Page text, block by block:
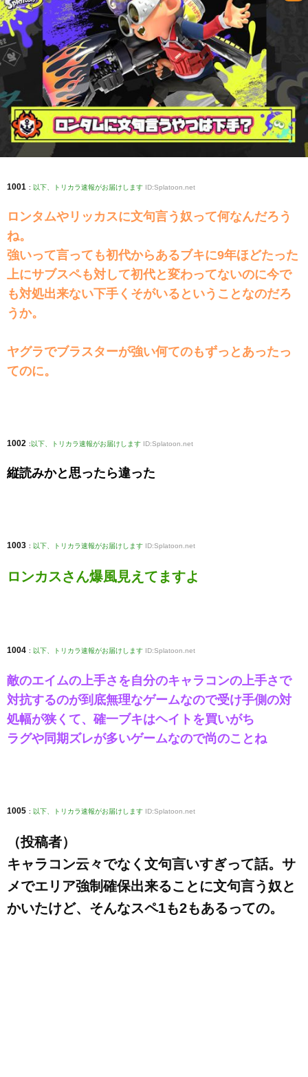
1001 : 以下、トリカラ速報がお届けします ID:Splatoon.net
ロンタムやリッカスに文句言う奴って何なんだろう
ね。
強いって言っても初代からあるブキに9年ほどたった
上にサブスペも対して初代と変わってないのに今で
も対処出来ない下手くそがいるということなのだろ
うか。
ヤグラでブラスターが強い何てのもずっとあったっ
てのに。
1002 : 以下、トリカラ速報がお届けします ID:Splatoon.net
縦読みかと思ったら違った
1003 : 以下、トリカラ速報がお届けします ID:Splatoon.net
ロンカスさん爆風見えてますよ
1004 : 以下、トリカラ速報がお届けします ID:Splatoon.net
敵のエイムの上手さを自分のキャラコンの上手さで
対抗するのが到底無理なゲームなので受け手側の対
処幅が狭くて、確一ブキはヘイトを買いがち
ラグや同期ズレが多いゲームなので尚のことね
1005 : 以下、トリカラ速報がお届けします ID:Splatoon.net
（投稿者）
キャラコン云々でなく文句言いすぎって話。サ
メでエリア強制確保出来ることに文句言う奴と
かいたけど、そんなスペ1も2もあるっての。